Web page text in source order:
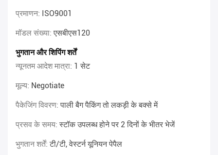
प्रमाणन: ISO9001
मॉडल संख्या:एसबीएस120
भुगतान और शिपिंग शर्तें
न्यूनतम आदेश मात्रा: 1 सेट
मूल्य: Negotiate
पैकेजिंग विवरण:पाली बैग पैकिंग तो लकड़ी के बक्से में
प्रसव के समय:स्टॉक उपलब्ध होने पर 2 दिनों के भीतर भेजें
भुगतान शर्तें:टी/टी, वेस्टर्न यूनियन पेपैल